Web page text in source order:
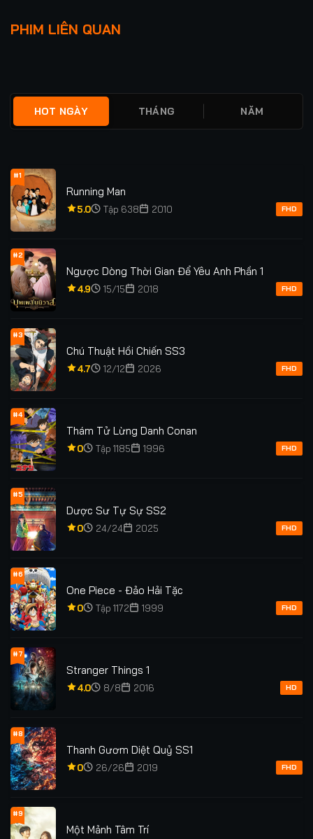
PHIM LIÊN QUAN
Già Thiên
HOT NGÀY THÁNG NĂM
#1
Running Man
5.0 Tập 638 2010 FHD
#2
Ngược Dòng Thời Gian Để Yêu Anh Phần 1
4.9 15/15 2018 FHD
#3
Chú Thuật Hồi Chiến SS3
4.7 12/12 2026 FHD
#4
Thám Tử Lừng Danh Conan
0 Tập 1185 1996 FHD
#5
Dược Sư Tự Sự SS2
0 24/24 2025 FHD
#6
One Piece - Đảo Hải Tặc
0 Tập 1172 1999 FHD
#7
Stranger Things 1
4.0 8/8 2016 HD
#8
Thanh Gươm Diệt Quỷ SS1
0 26/26 2019 FHD
#9
Một Mảnh Tâm Trí